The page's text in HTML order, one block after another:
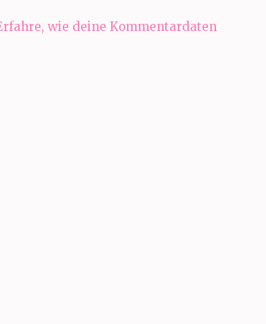
wie deine Kommentardaten